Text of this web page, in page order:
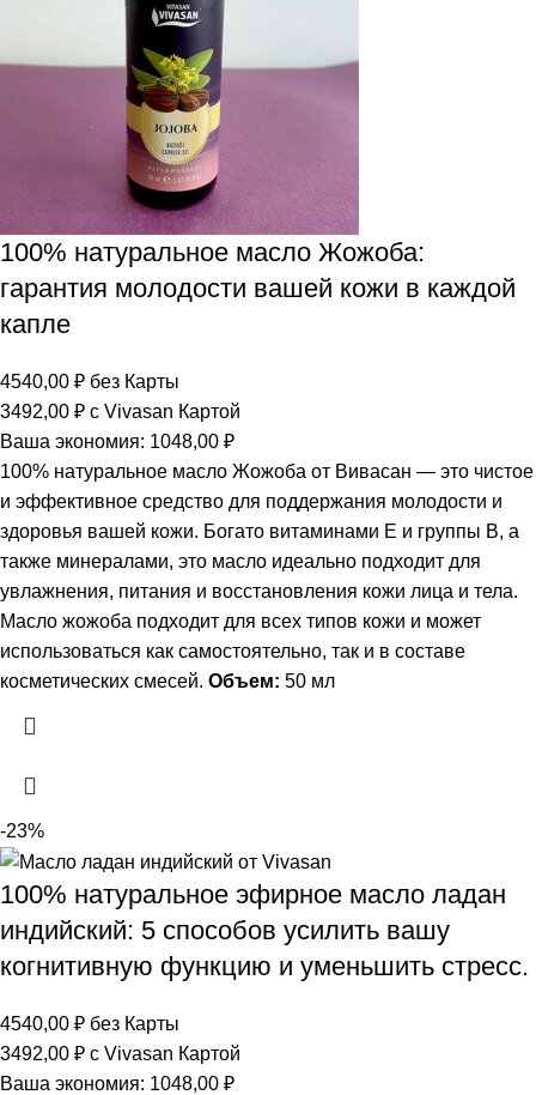
100% натуральное масло Жожоба:
гарантия молодости вашей кожи в каждой
капле
4540,00 ₽ без Карты
3492,00 ₽ с Vivasan Картой
Ваша экономия: 1048,00 ₽
100% натуральное масло Жожоба от Вивасан — это чистое
и эффективное средство для поддержания молодости и
здоровья вашей кожи. Богато витаминами E и группы B, а
также минералами, это масло идеально подходит для
увлажнения, питания и восстановления кожи лица и тела.
Масло жожоба подходит для всех типов кожи и может
использоваться как самостоятельно, так и в составе
косметических смесей. Объем: 50 мл
-23%
100% натуральное эфирное масло ладан
индийский: 5 способов усилить вашу
когнитивную функцию и уменьшить стресс.
4540,00 ₽ без Карты
3492,00 ₽ с Vivasan Картой
Ваша экономия: 1048,00 ₽